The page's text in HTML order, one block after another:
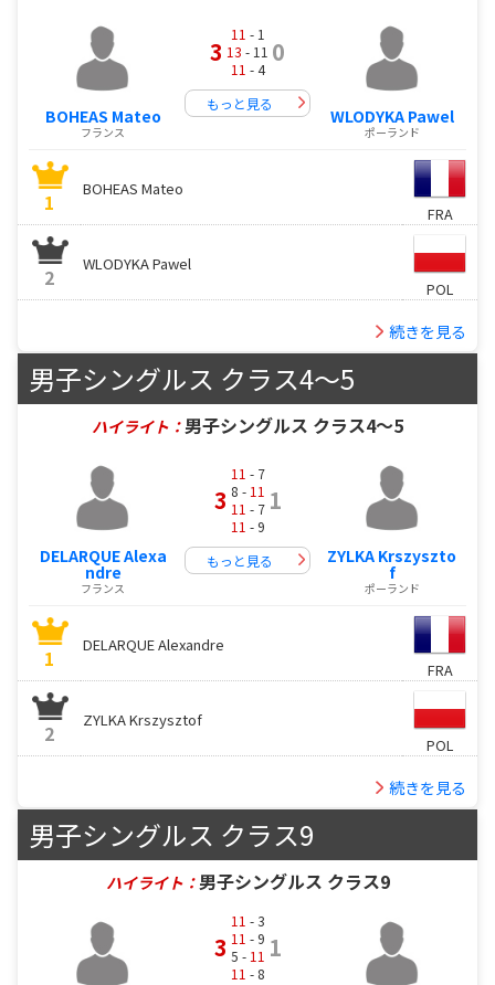
BOHEAS Mateo
フランス
3
11 - 1
13 - 11
11 - 4
0
もっと見る
WLODYKA Pawel
ポーランド
1
BOHEAS Mateo
FRA
2
WLODYKA Pawel
POL
続きを見る
男子シングルス クラス4～5
ハイライト： 男子シングルス クラス4～5
DELARQUE Alexa
ndre
フランス
3
11 - 7
8 - 11
11 - 7
11 - 9
1
もっと見る ZYLKA Krszyszto
f
ポーランド
1
DELARQUE Alexandre
FRA
2
ZYLKA Krszysztof
POL
続きを見る
男子シングルス クラス9
ハイライト： 男子シングルス クラス9
3
11 - 3
11 - 9
5 - 11
11 - 8
1